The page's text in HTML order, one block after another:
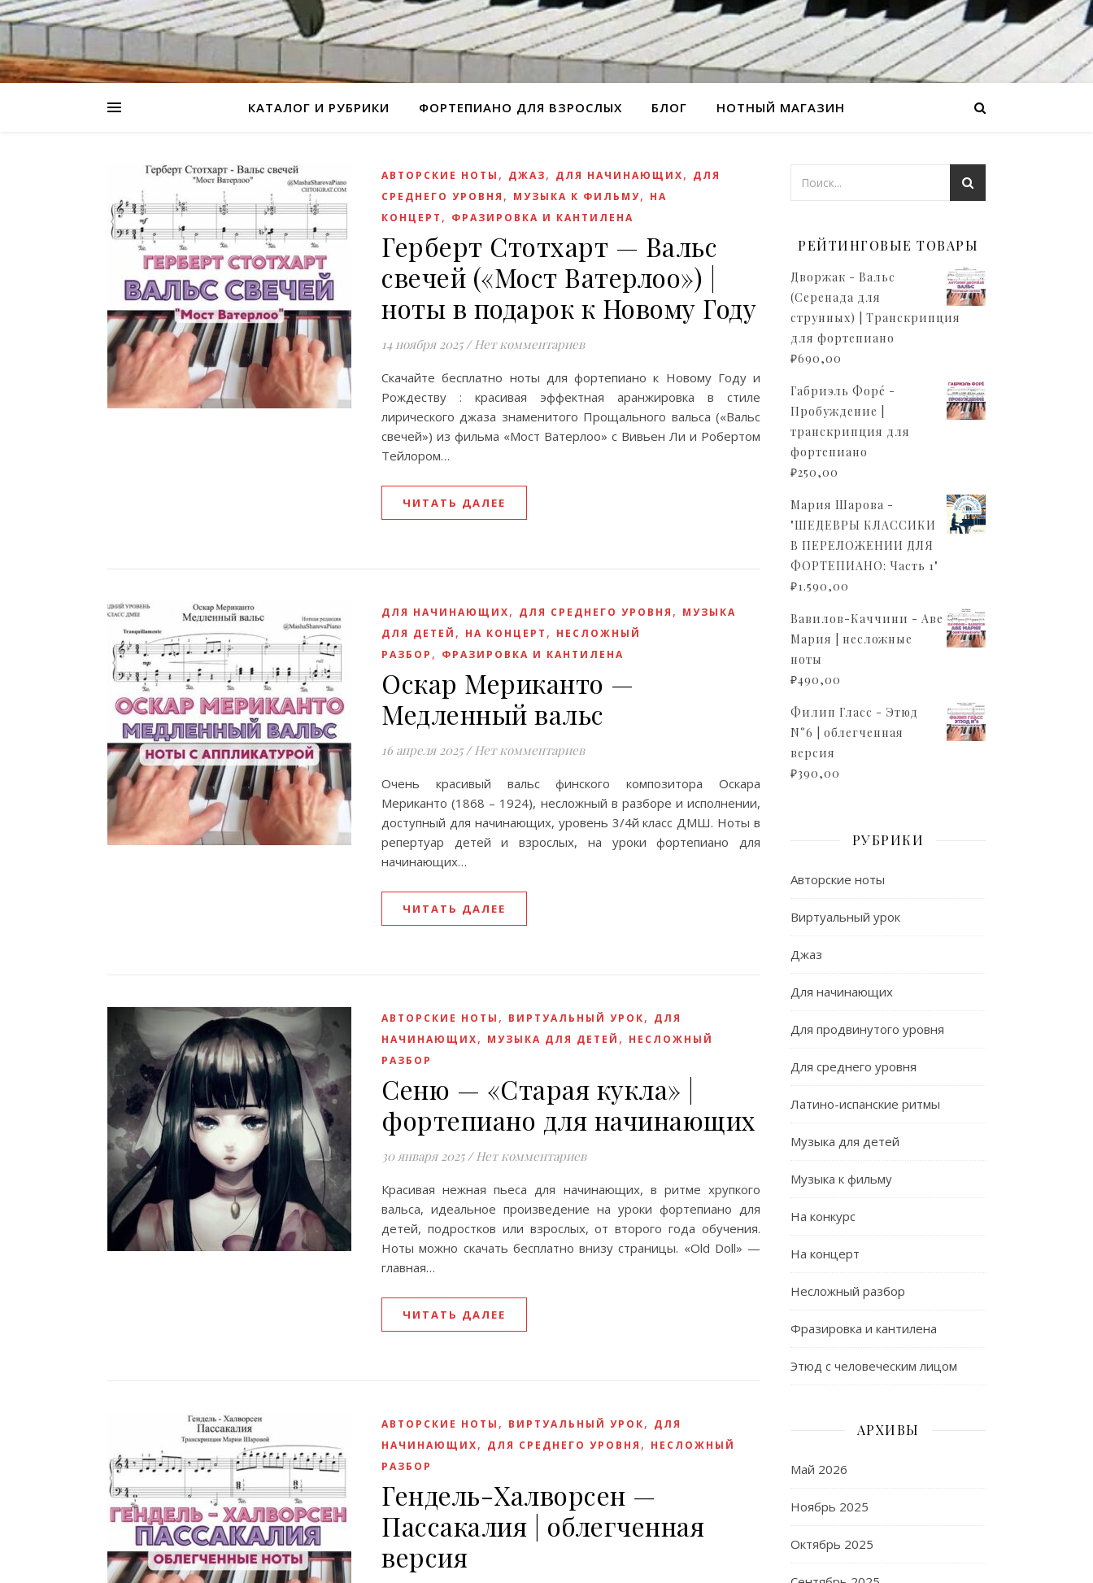
КАТАЛОГ И РУБРИКИ ФОРТЕПИАНО ДЛЯ ВЗРОСЛЫХ БЛОГ НОТНЫЙ МАГАЗИН
АВТОРСКИЕ НОТЫ , ДЖАЗ, ДЛЯ НАЧИНАЮЩИХ, ДЛЯ
СРЕДНЕГО УРОВНЯ , МУЗЫКА К ФИЛЬМУ, НА
КОНЦЕРТ , ФРАЗИРОВКА И КАНТИЛЕНА
Герберт Стотхарт — Вальс
свечей («Мост Ватерлоо») |
ноты в подарок к Новому Году
14 ноября 2025 / Нет комментариев
Скачайте бесплатно ноты для фортепиано к Новому Году и
Рождеству : красивая эффектная аранжировка в стиле
лирического джаза знаменитого Прощального вальса («Вальс
свечей») из фильма «Мост Ватерлоо» с Вивьен Ли и Робертом
Тейлором…
ЧИТАТЬ ДАЛЕЕ
ДЛЯ НАЧИНАЮЩИХ, ДЛЯ СРЕДНЕГО УРОВНЯ , МУЗЫКА
ДЛЯ ДЕТЕЙ , НА КОНЦЕРТ , НЕСЛОЖНЫЙ
РАЗБОР , ФРАЗИРОВКА И КАНТИЛЕНА
Оскар Мериканто —
Медленный вальс
16 апреля 2025 / Нет комментариев
Очень красивый вальс финского композитора Оскара
Мериканто (1868 – 1924), несложный в разборе и исполнении,
доступный для начинающих, уровень 3/4й класс ДМШ. Ноты в
репертуар детей и взрослых, на уроки фортепиано для
начинающих…
ЧИТАТЬ ДАЛЕЕ
АВТОРСКИЕ НОТЫ , ВИРТУАЛЬНЫЙ УРОК, ДЛЯ
НАЧИНАЮЩИХ, МУЗЫКА ДЛЯ ДЕТЕЙ , НЕСЛОЖНЫЙ
РАЗБОР
Сеню — «Старая кукла» |
фортепиано для начинающих
30 января 2025 / Нет комментариев
Красивая нежная пьеса для начинающих, в ритме хрупкого
вальса, идеальное произведение на уроки фортепиано для
детей, подростков или взрослых, от второго года обучения.
Ноты можно скачать бесплатно внизу страницы. «Old Doll» —
главная…
ЧИТАТЬ ДАЛЕЕ
АВТОРСКИЕ НОТЫ , ВИРТУАЛЬНЫЙ УРОК, ДЛЯ
НАЧИНАЮЩИХ, ДЛЯ СРЕДНЕГО УРОВНЯ , НЕСЛОЖНЫЙ
РАЗБОР
Гендель-Халворсен —
Пассакалия | облегченная
версия
РЕЙТИНГОВЫЕ ТОВАРЫ
Дворжак - Вальс
(Серенада для
струнных) | Транскрипция
для фортепиано
₽690,00
Габриэль Форé -
Пробуждение |
транскрипция для
фортепиано
₽250,00
Мария Шарова -
"ШЕДЕВРЫ КЛАССИКИ
В ПЕРЕЛОЖЕНИИ ДЛЯ
ФОРТЕПИАНО: Часть 1"
₽1.590,00
Вавилов-Каччини - Аве
Мария | несложные
ноты
₽490,00
Филип Гласс - Этюд
N°6 | облегченная
версия
₽390,00
РУБРИКИ
Авторские ноты
Виртуальный урок
Джаз
Для начинающих
Для продвинутого уровня
Для среднего уровня
Латино-испанские ритмы
Музыка для детей
Музыка к фильму
На конкурс
На концерт
Несложный разбор
Фразировка и кантилена
Этюд с человеческим лицом
АРХИВЫ
Май 2026
Ноябрь 2025
Октябрь 2025